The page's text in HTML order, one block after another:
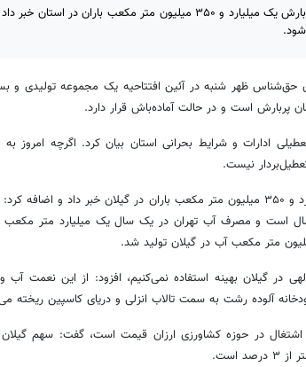
رشت - استاندار گیلان از بارش یک میلیارد و ۳۵۰ میلیون متر مکعب
حق‌شناس ظهر شنبه در آئین افتتاحیه یک مجموعه تولیدی و
پربارش است و در حالت آماده‌باش قرار دارد.
تعطیلی ادارات و شرایط بحرانی استان بیان کرد. اگرچه امروز
نیست.
حق‌شناس از بارش یک میلیارد و ۳۵۰ میلیون متر مکعب باران در گیلان خبر داد
در گیلان بهینه استفاده نمی‌کنیم، افزود: از این نعمت آب
آلوده رشت به سمت تالاب انزلی و دریای کاسپین ریخته
اشتغال در حوزه کشاورزی ارزان قیمت است، گفت: سهم
است.